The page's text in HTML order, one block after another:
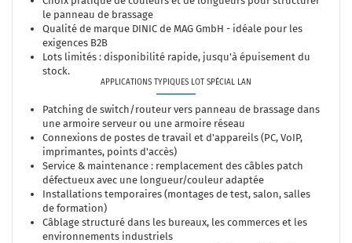
le panneau de brassage
Qualité de marque DINIC de MAG GmbH - idéale pour les
exigences B2B
Lots limités : disponibilité rapide, jusqu'à épuisement du
stock.
APPLICATIONS TYPIQUES LOT SPÉCIAL LAN
Patching de switch/routeur vers panneau de brassage dans
une armoire serveur ou une armoire réseau
Connexions de postes de travail et d'appareils (PC, VoIP,
imprimantes, points d'accès)
Service & maintenance : remplacement des câbles patch
défectueux avec une longueur/couleur adaptée
Installations temporaires (montages de test, salon, salles
de formation)
Câblage structuré dans les bureaux, les commerces et les
environnements industriels